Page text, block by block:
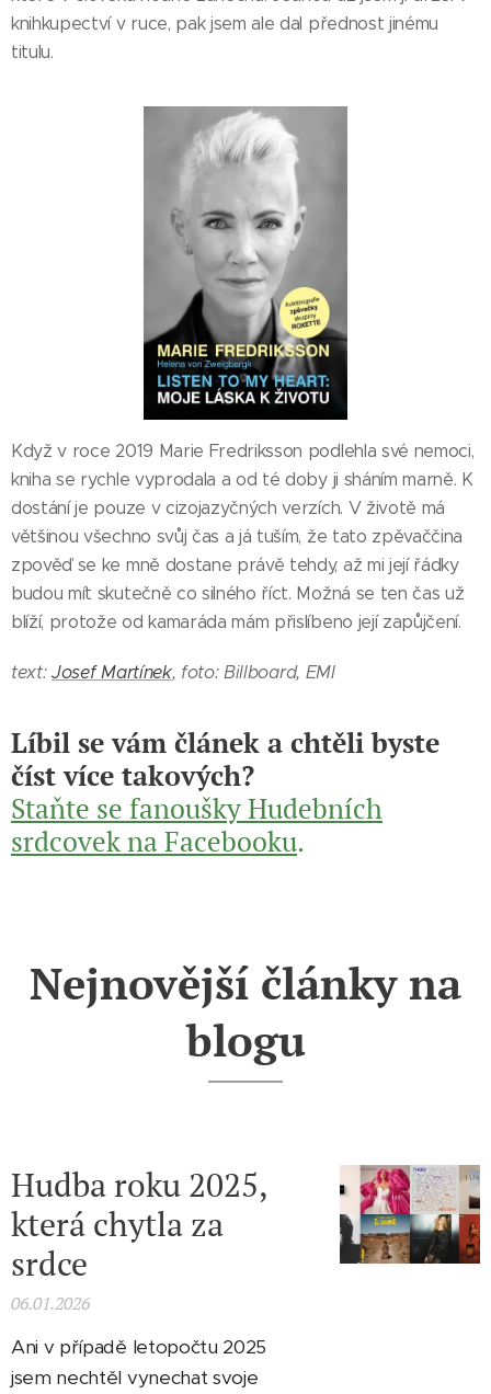
knihkupectví v ruce, pak jsem ale dal přednost jinému
titulu.
Když v roce 2019 Marie Fredriksson podlehla své nemoci,
kniha se rychle vyprodala a od té doby ji sháním marně. K
dostání je pouze v cizojazyčných verzích. V životě má
většinou všechno svůj čas a já tuším, že tato zpěvaččina
zpověď se ke mně dostane právě tehdy, až mi její řádky
budou mít skutečně co silného říct. Možná se ten čas už
blíží, protože od kamaráda mám přislíbeno její zapůjčení.
text:Josef Martínek, foto: Billboard, EMI
Líbil sevám článek a chtěli byste
číst více takových?
Staňte se fanoušky Hudebních
srdcovek na Facebooku.
Nejnovější články na
blogu
Hudba roku 2025,
která chytla za
srdce
06.01.2026
Ani v případě letopočtu 2025
jsem nechtěl vynechat svoje